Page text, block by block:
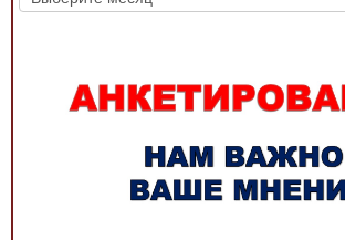
новостей